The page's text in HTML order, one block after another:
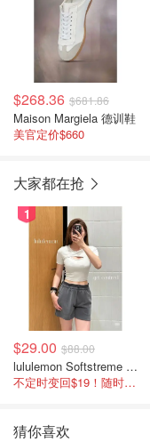
$268.36 $681.86
Maison Margiela 德训鞋
美官定价$660
大家都在抢
1
$29.00 $88.00
lululemon Softstreme 女士高腰短裤 10cm
不定时变回$19！随时点进来看
猜你喜欢